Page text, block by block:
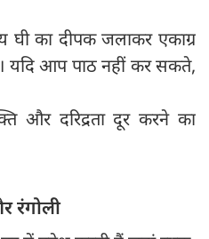
का दीपक जलाकर एकाग्र
यदि आप पाठ नहीं कर सकते,
और दरिद्रता दूर करने का
रंगोली